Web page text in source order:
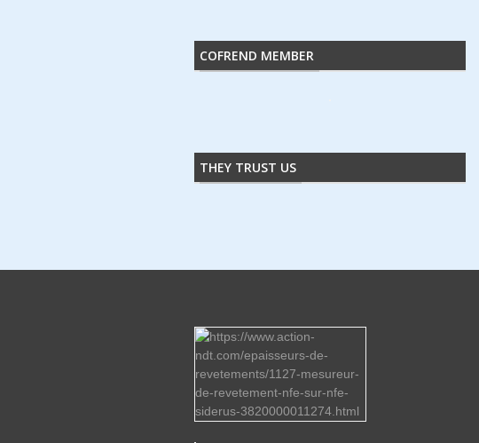
COFREND MEMBER
THEY TRUST US